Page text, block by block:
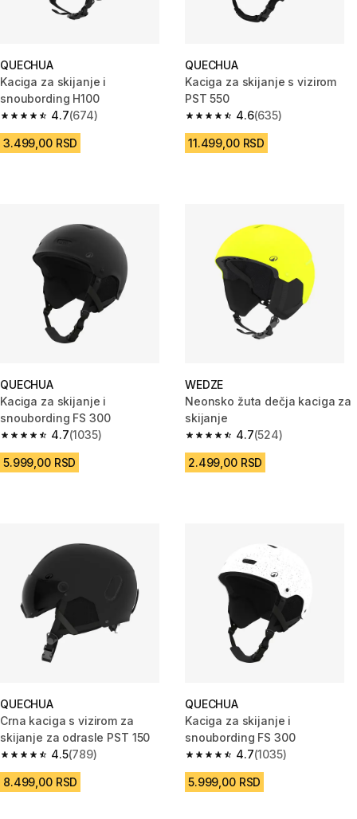
QUECHUA
Kaciga za skijanje i
snoubording H100
4.7
4.7 od 5 zvezdica from 674 Recenzije
(674)
3.499,00 RSD
QUECHUA
Kaciga za skijanje s vizirom
PST 550
4.6
4.6 od 5 zvezdica from 635
(635)
11.499,00 RSD
QUECHUA
Kaciga za skijanje i
snoubording FS 300
4.7
4.7 od 5 zvezdica from 1035 Recenzije
(1035)
5.999,00 RSD
WEDZE
Neonsko žuta dečja kaciga za
skijanje
4.7
4.7 od 5 zvezdica from 524
(524)
2.499,00 RSD
QUECHUA
Crna kaciga s vizirom za
skijanje za odrasle PST 150
4.5
4.5 od 5 zvezdica from 789 Recenzije
(789)
8.499,00 RSD
QUECHUA
Kaciga za skijanje i
snoubording FS 300
4.7
4.7 od 5 zvezdica from 1035
(1035)
5.999,00 RSD